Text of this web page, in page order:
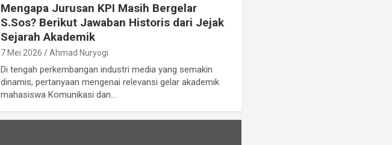
Mengapa Jurusan KPI Masih Bergelar
S.Sos? Berikut Jawaban Historis dari Jejak
Sejarah Akademik
7 Mei 2026 Ahmad Nuryogi
Di tengah perkembangan industri media yang semakin
dinamis, pertanyaan mengenai relevansi gelar akademik
mahasiswa Komunikasi dan…